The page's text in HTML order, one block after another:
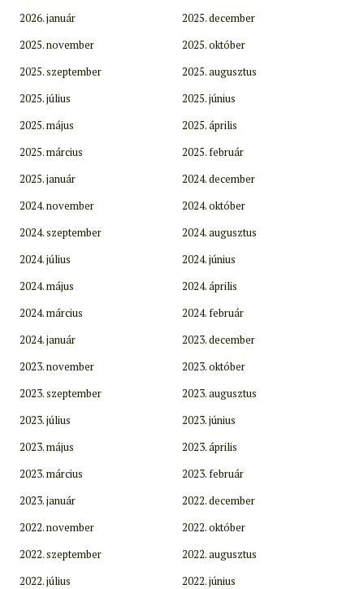
2026. január
2025. december
2025. november
2025. október
2025. szeptember
2025. augusztus
2025. július
2025. június
2025. május
2025. április
2025. március
2025. február
2025. január
2024. december
2024. november
2024. október
2024. szeptember
2024. augusztus
2024. július
2024. június
2024. május
2024. április
2024. március
2024. február
2024. január
2023. december
2023. november
2023. október
2023. szeptember
2023. augusztus
2023. július
2023. június
2023. május
2023. április
2023. március
2023. február
2023. január
2022. december
2022. november
2022. október
2022. szeptember
2022. augusztus
2022. július
2022. június